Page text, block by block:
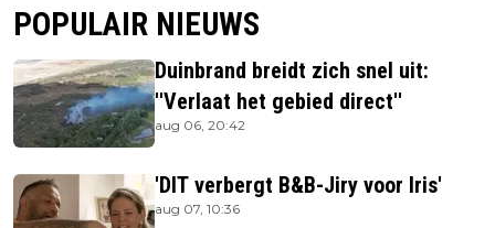
POPULAIR NIEUWS
Duinbrand breidt zich snel uit:
''Verlaat het gebied direct''
aug 06, 20:42
'DIT verbergt B&B-Jiry voor Iris'
aug 07, 10:36